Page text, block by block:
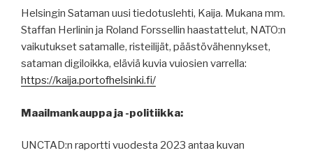
Helsingin Sataman uusi tiedotuslehti, Kaija. Mukana mm.
Staffan Herlinin ja Roland Forssellin haastattelut, NATO:n
vaikutukset satamalle, risteilijät, päästövähennykset,
sataman digiloikka, eläviä kuvia vuiosien varrella:
https://kaija.portofhelsinki.fi/
Maailmankauppa ja -politiikka:
UNCTAD:n raportti vuodesta 2023 antaa kuvan